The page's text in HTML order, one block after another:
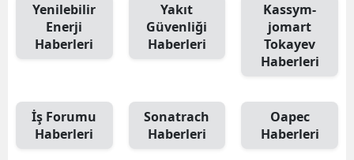
Yenilebilir
Enerji
Haberleri
Yakıt
Güvenliği
Haberleri
Kassym-
jomart
Tokayev
Haberleri
İş Forumu
Haberleri
Sonatrach
Haberleri
Oapec
Haberleri